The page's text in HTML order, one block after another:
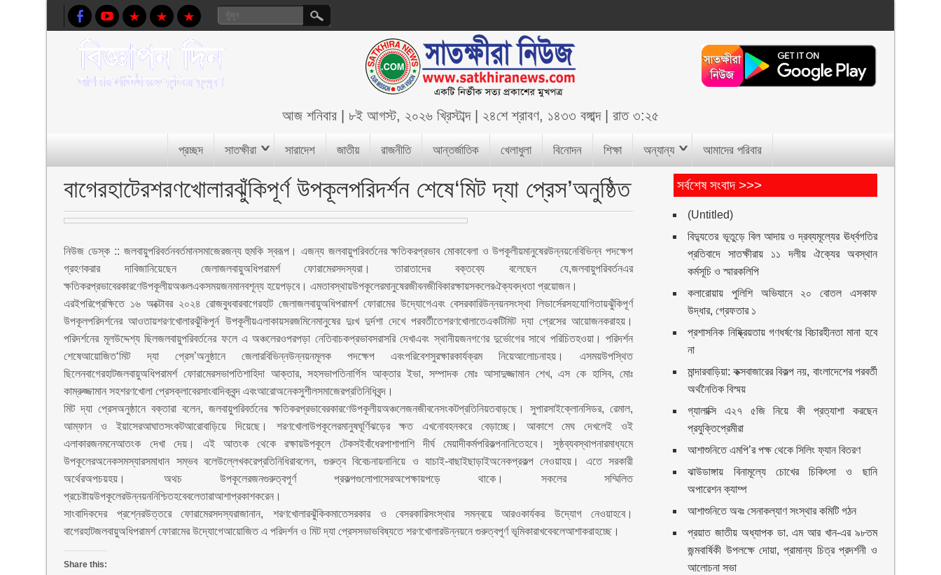
আজ শনিবার| ৮ই আগস্ট, ২০২৬ খ্রিস্টাব্দ| ২৪শে শ্রাবণ, ১৪৩৩ বঙ্গাব্দ| রাত ৩:২৫
প্রচ্ছদ সাতক্ষীরা সারাদেশ জাতীয় রাজনীতি আন্তর্জাতিক খেলাধুলা বিনোদন শিক্ষা অন্যান্য আমাদের পরিবার
বাগেরহাটেরশরণখোলারঝুঁকিপূর্ণ উপকূলপরিদর্শন শেষে‘মিট দ্যা প্রেস’অনুষ্ঠিত
নিউজ ডেস্ক :: জলবায়ুপরিবর্তনবর্তমানসমাজেরজন্য হুমকি স্বরূপ। এজন্য জলবায়ুপরিবর্তনের ক্ষতিকরপ্রভাব মোকাবেলা ও উপকূলীয়মানুষেরউন্নয়নেবিভিন্ন পদক্ষেপ
গ্রহণকরার দাবিজানিয়েছেন জেলাজলবায়ুঅধিপরামর্শ ফোরামেরসদস্যরা। তারাতাদের বক্তব্যে বলেছেন যে,জলবায়ুপরিবর্তনএর
ক্ষতিকরপ্রভাবেরকারণেউপকূলীয়অঞ্চলএকসময়জনমানবশূন্য হয়েপড়বে। এমতাবস্থায়উপকূলেরমানুষেরজীবনজীবিকারক্ষায়সকলেরঐক্যবদ্ধতা প্রয়োজন।
এরইপরিপ্রেক্ষিতে ১৬ অক্টোবর ২০২৪ রোজবুধবারবাগেরহাট জেলাজলবায়ুঅধিপরামর্শ ফোরামের উদ্যোগেএবং বেসরকারিউন্নয়নসংস্থা লিডার্সেরসহযোগিতায়ঝুঁকিপূর্ণ
উপকূলপরিদর্শনের আওতায়শরণখোলারঝুঁকিপূর্ন উপকূলীয়এলাকায়সরজমিনেমানুষের দুঃখ দুর্দশা দেখে পরবর্তীতেশরণখোলাতেএকটিমিট দ্যা প্রেসের আয়োজনকরাহয়।
পরিদর্শনের মূলউদ্দেশ্য ছিলজলবায়ুপরিবর্তনের ফলে এ অঞ্চলেরওপরপড়া নেতিবাচকপ্রভাবসরাসরি দেখাএবং স্থানীয়জনগণের দুর্ভোগের সাথে পরিচিতহওয়া। পরিদর্শন
শেষেআয়োজিত‘মিট দ্যা প্রেস’অনুষ্ঠানে জেলারবিভিন্নউন্নয়নমূলক পদক্ষেপ এবংপরিবেশসুরক্ষারকার্যক্রম নিয়েআলোচনাহয়। এসময়উপস্থিত
ছিলেনবাগেরহাটজলবায়ুঅধিপরামর্শ ফোরামেরসভাপতিশাহিদা আক্তার, সহসভাপতিনার্গিস আক্তার ইভা, সম্পাদক মোঃ আসাদুজ্জামান শেখ, এস কে হাসিব, মোঃ
কাম্রুজ্জামান সহশরণখোলা প্রেসক্লাবেরসাংবাদিকবৃন্দ এবংআরোঅনেকসুশীলসমাজেরপ্রতিনিধিবৃন্দ।
মিট দ্যা প্রেসঅনুষ্ঠানে বক্তারা বলেন, জলবায়ুপরিবর্তনের ক্ষতিকরপ্রভাবেরকারণেউপকূলীয়অঞ্চলেজনজীবনেসংকটপ্রতিনিয়তবাড়ছে। সুপারসাইক্লোনসিডর, রেমাল,
আম্ফান ও ইয়াসেরআঘাতসংকটআরোবাড়িয়ে দিয়েছে। শরণখোলাউপকূলেরমানুষঘূর্ণিঝড়ের ক্ষত এখনোবহনকরে বেড়াচ্ছে। আকাশে মেঘ দেখলেই ওই
এলাকারজনমনেআতংক দেখা দেয়। এই আতংক থেকে রক্ষায়উপকূলে টেকসইবাঁধেরপাশাপাশি দীর্ঘ মেয়াদীকর্মপরিকল্পনানিতেহবে। সুষ্ঠব্যবস্থাপনারমাধ্যমে
উপকূলেরঅনেকসমস্যারসমাধান সম্ভব বলেউল্লেখকরেপ্রতিনিধিরাবলেন, গুরুত্ব বিবেচনায়নানিয়ে ও যাচাই-বাছাইছাড়াইঅনেকপ্রকল্প নেওয়াহয়। এতে সরকারী
অর্থেরঅপচয়হয়। অথচ উপকূলেরজনগুরুত্বপূর্ণ প্রকল্পগুলোপাসেরঅপেক্ষায়পড়ে থাকে। সকলের সম্মিলিত
প্রচেষ্টায়উপকূলেরউন্নয়ননিশ্চিতহবেবলেতারাআশাপ্রকাশকরেন।
সাংবাদিকদের প্রশ্নেরউত্তরে ফোরামেরসদস্যরাজানান, শরণখোলারঝুঁকিকমাতেসরকার ও বেসরকারিসংস্থার সমন্বয়ে আরওকার্যকর উদ্যোগ নেওয়াহবে।
বাগেরহাটজলবায়ুঅধিপরামর্শ ফোরামের উদ্যোগেআয়োজিত এ পরিদর্শন ও মিট দ্যা প্রেসসভাভবিষ্যতে শরণখোলারউন্নয়নে গুরুত্বপূর্ণ ভূমিকারাখবেবলেআশাকরাহচ্ছে।
Share this:
সর্বশেষ সংবাদ >>>
(Untitled)
বিদ্যুতের ভূতুড়ে বিল আদায় ও দ্রব্যমূল্যের ঊর্ধ্বগতির
প্রতিবাদে সাতক্ষীরায় ১১ দলীয় ঐক্যের অবস্থান
কর্মসূচি ও স্মারকলিপি
কলারোয়ায় পুলিশি অভিযানে ২০ বোতল এসকাফ
উদ্ধার, গ্রেফতার ১
প্রশাসনিক নিষ্ক্রিয়তায় গণধর্ষণের বিচারহীনতা মানা হবে
না
মান্দারবাড়িয়া: কক্সবাজারের বিকল্প নয়, বাংলাদেশের পরবর্তী
অর্থনৈতিক বিস্ময়
গ্যালাক্সি এ২৭ ৫জি নিয়ে কী প্রত্যাশা করছেন
প্রযুক্তিপ্রেমীরা
আশাশুনিতে এমপি’র পক্ষ থেকে সিলিং ফ্যান বিতরণ
ঝাউডাঙ্গায় বিনামূল্যে চোখের চিকিৎসা ও ছানি
অপারেশন ক্যাম্প
আশাশুনিতে অবঃ সেনাকল্যাণ সংস্থার কমিটি গঠন
প্রয়াত জাতীয় অধ্যাপক ডা. এম আর খান-এর ৯৮তম
জন্মবার্ষিকী উপলক্ষে দোয়া, প্রামান্য চিত্র প্রদর্শনী ও
আলোচনা সভা